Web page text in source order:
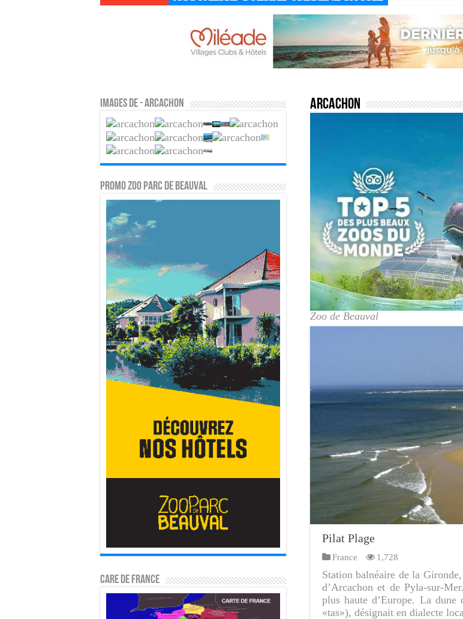
Arcachon
Zoo de Beauval
Pilat Plage
France 1,728
Station balnéaire de la
d’Arcachon et de Pyla-sur-
plus haute d’Europe. La
«tas»), désignait en dialecte
Images de - Arcachon
PROMO ZOO PARC DE BEAUVAL
CARE DE FRANCE